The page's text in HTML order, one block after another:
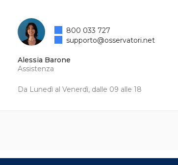
Alessia Barone
Assistenza
Da Lunedì al Venerdì, dalle 09 alle 18
800 033 727
supporto@osservatori.net